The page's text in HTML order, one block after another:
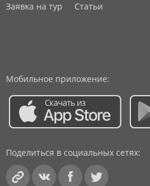
Заявка на тур
Статьи
Мобильное приложение:
Поделиться в социальных сетях: